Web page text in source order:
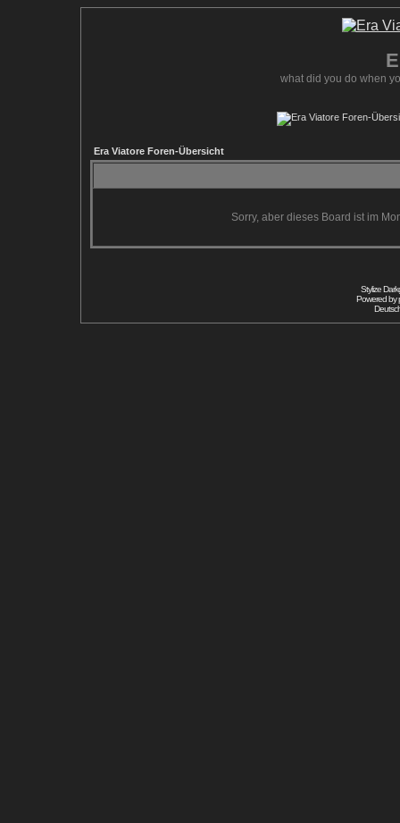
what did you do when
Era Viatore Foren-Übersicht
Sorry, aber dieses Board ist im
Stylize
Powered by